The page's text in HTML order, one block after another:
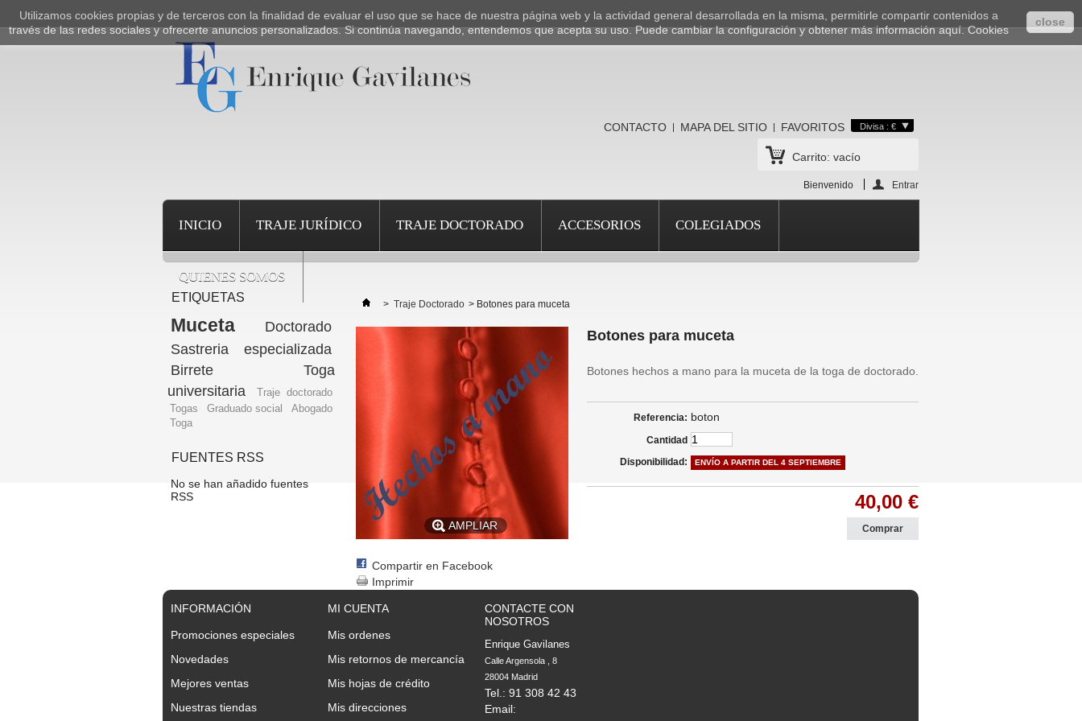
Divisa : €
CONTACTO MAPA DEL SITIO FAVORITOS
Carrito: vacío
Bienvenido Entrar
INICIO TRAJE JURÍDICO TRAJE DOCTORADO ACCESORIOS COLEGIADOS
QUIENES SOMOS
ETIQUETAS
Muceta
Doctorado
Sastreria especializada
Birrete
Toga
universitaria
Traje doctorado
Togas
Graduado social
Abogado
Toga
FUENTES RSS
No se han añadido fuentes
RSS
> Traje Doctorado > Botones para muceta
AMPLIAR
Compartir en Facebook
Imprimir
Botones para muceta
Botones hechos a mano para la muceta de la toga de doctorado.
Referencia: boton
Cantidad
Disponibilidad:
ENVÍO A PARTIR DEL 4 SEPTIEMBRE
40,00 €
INFORMACIÓN
Promociones especiales
Novedades
Mejores ventas
Nuestras tiendas
MI CUENTA
Mis ordenes
Mis retornos de mercancía
Mis hojas de crédito
Mis direcciones
CONTACTE CON
NOSOTROS
Enrique Gavilanes
Calle Argensola , 8
28004 Madrid
Tel.: 91 308 42 43
Email:
Utilizamos cookies propias y de terceros con la finalidad de evaluar el uso que se hace de nuestra página web y la actividad general desarrollada en la misma, permitirle compartir contenidos a
través de las redes sociales y ofrecerte anuncios personalizados. Si continúa navegando, entendemos que acepta su uso. Puede cambiar la configuración y obtener más información aquí.Cookies
close